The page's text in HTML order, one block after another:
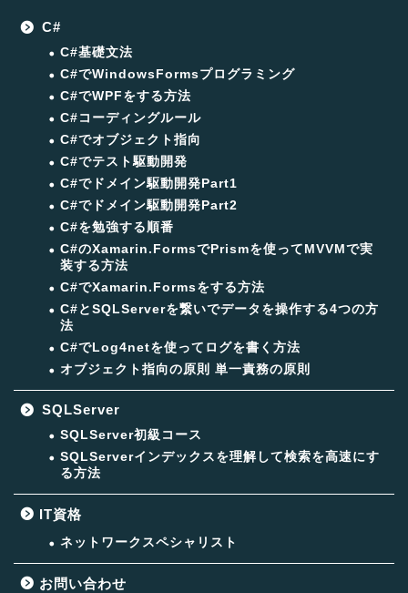
C#
C#基礎文法
C#でWindowsFormsプログラミング
C#でWPFをする方法
C#コーディングルール
C#でオブジェクト指向
C#でテスト駆動開発
C#でドメイン駆動開発Part1
C#でドメイン駆動開発Part2
C#を勉強する順番
C#のXamarin.FormsでPrismを使ってMVVMで実
装する方法
C#でXamarin.Formsをする方法
C#とSQLServerを繋いでデータを操作する4つの方
法
C#でLog4netを使ってログを書く方法
オブジェクト指向の原則 単一責務の原則
SQLServer
SQLServer初級コース
SQLServerインデックスを理解して検索を高速にす
る方法
IT資格
ネットワークスペシャリスト
お問い合わせ